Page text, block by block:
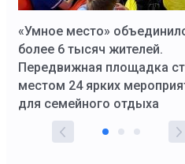
«Умное место»
более 6 тысяч жителей.
Передвижная площадка
местом 24 ярких
для семейного отдыха